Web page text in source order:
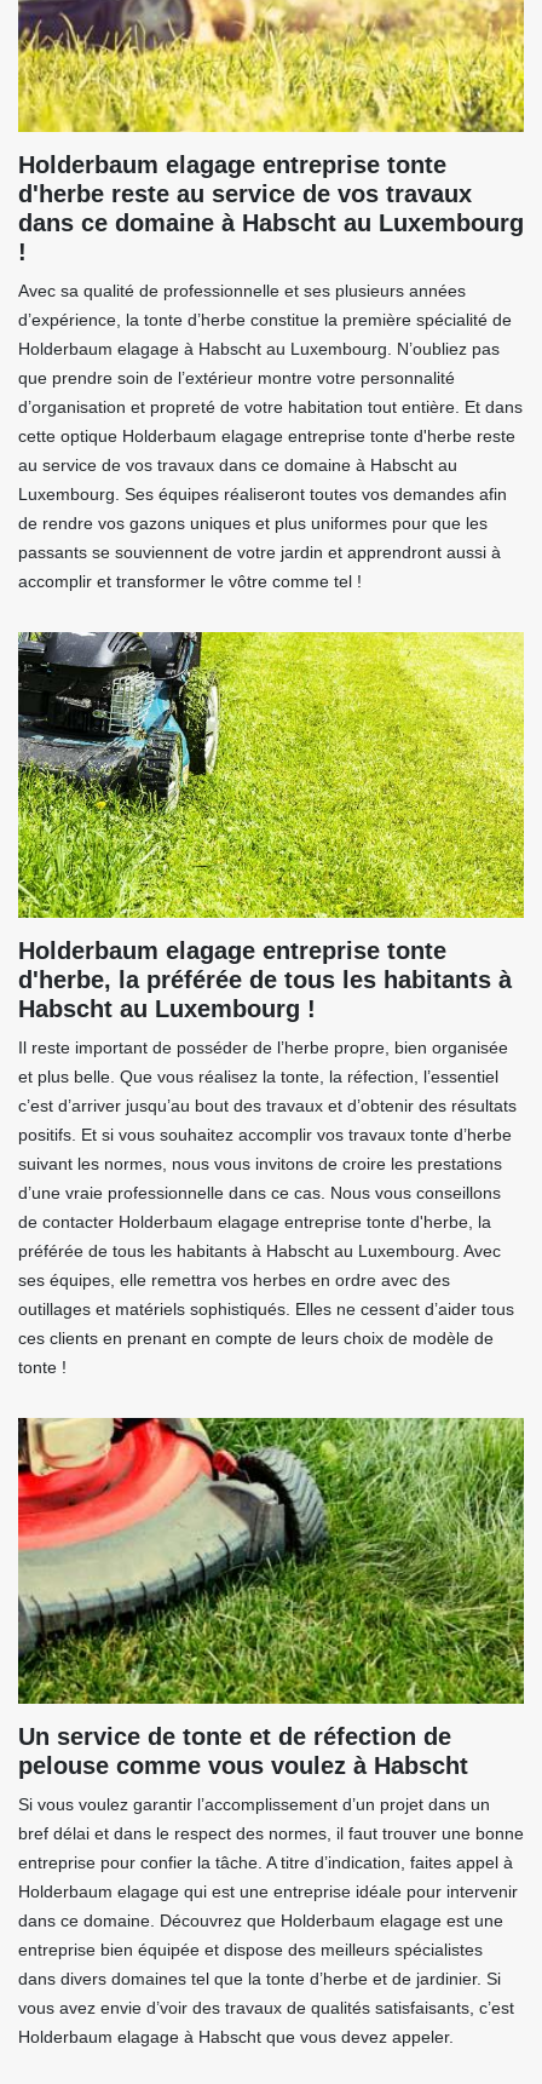
Holderbaum elagage entreprise tonte
d'herbe reste au service de vos travaux
dans ce domaine à Habscht au Luxembourg
!
Avec sa qualité de professionnelle et ses plusieurs années
d’expérience, la tonte d’herbe constitue la première spécialité de
Holderbaum elagage à Habscht au Luxembourg. N’oubliez pas
que prendre soin de l’extérieur montre votre personnalité
d’organisation et propreté de votre habitation tout entière. Et dans
cette optique Holderbaum elagage entreprise tonte d'herbe reste
au service de vos travaux dans ce domaine à Habscht au
Luxembourg. Ses équipes réaliseront toutes vos demandes afin
de rendre vos gazons uniques et plus uniformes pour que les
passants se souviennent de votre jardin et apprendront aussi à
accomplir et transformer le vôtre comme tel !
Holderbaum elagage entreprise tonte
d'herbe, la préférée de tous les habitants à
Habscht au Luxembourg !
Il reste important de posséder de l’herbe propre, bien organisée
et plus belle. Que vous réalisez la tonte, la réfection, l’essentiel
c’est d’arriver jusqu’au bout des travaux et d’obtenir des résultats
positifs. Et si vous souhaitez accomplir vos travaux tonte d’herbe
suivant les normes, nous vous invitons de croire les prestations
d’une vraie professionnelle dans ce cas. Nous vous conseillons
de contacter Holderbaum elagage entreprise tonte d'herbe, la
préférée de tous les habitants à Habscht au Luxembourg. Avec
ses équipes, elle remettra vos herbes en ordre avec des
outillages et matériels sophistiqués. Elles ne cessent d’aider tous
ces clients en prenant en compte de leurs choix de modèle de
tonte !
Un service de tonte et de réfection de
pelouse comme vous voulez à Habscht
Si vous voulez garantir l’accomplissement d’un projet dans un
bref délai et dans le respect des normes, il faut trouver une bonne
entreprise pour confier la tâche. A titre d’indication, faites appel à
Holderbaum elagage qui est une entreprise idéale pour intervenir
dans ce domaine. Découvrez que Holderbaum elagage est une
entreprise bien équipée et dispose des meilleurs spécialistes
dans divers domaines tel que la tonte d’herbe et de jardinier. Si
vous avez envie d’voir des travaux de qualités satisfaisants, c’est
Holderbaum elagage à Habscht que vous devez appeler.